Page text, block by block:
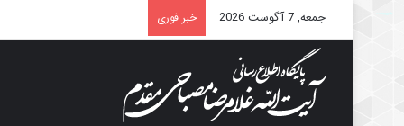
جمعه, 7 آگوست 2026 خبر فوری